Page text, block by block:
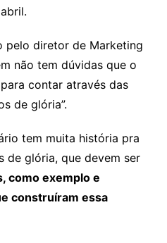
pelo diretor de Marketing
não tem dúvidas que o
contar através das
de glória”.
tem muita história pra
de glória, que devem ser
como exemplo e
construíram essa